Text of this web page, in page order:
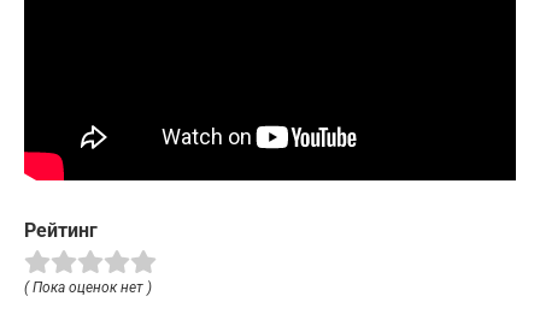
Рейтинг
( Пока оценок нет )